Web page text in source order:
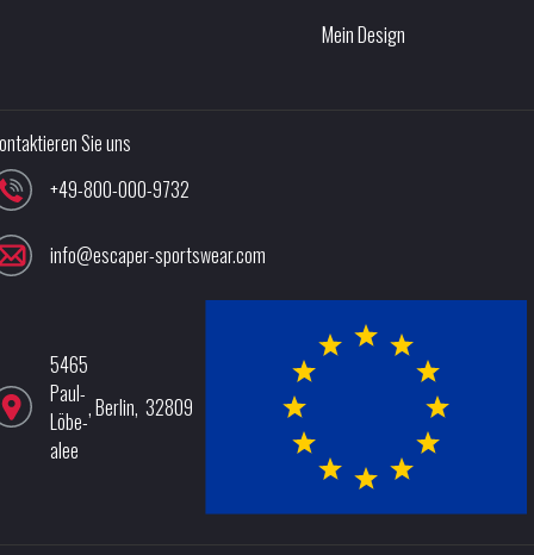
Mein Design
Sie uns
+49-800-000-9732
info@escaper-sportswear.com
5465
Paul-
Löbe-
alee
,Berlin, 32809